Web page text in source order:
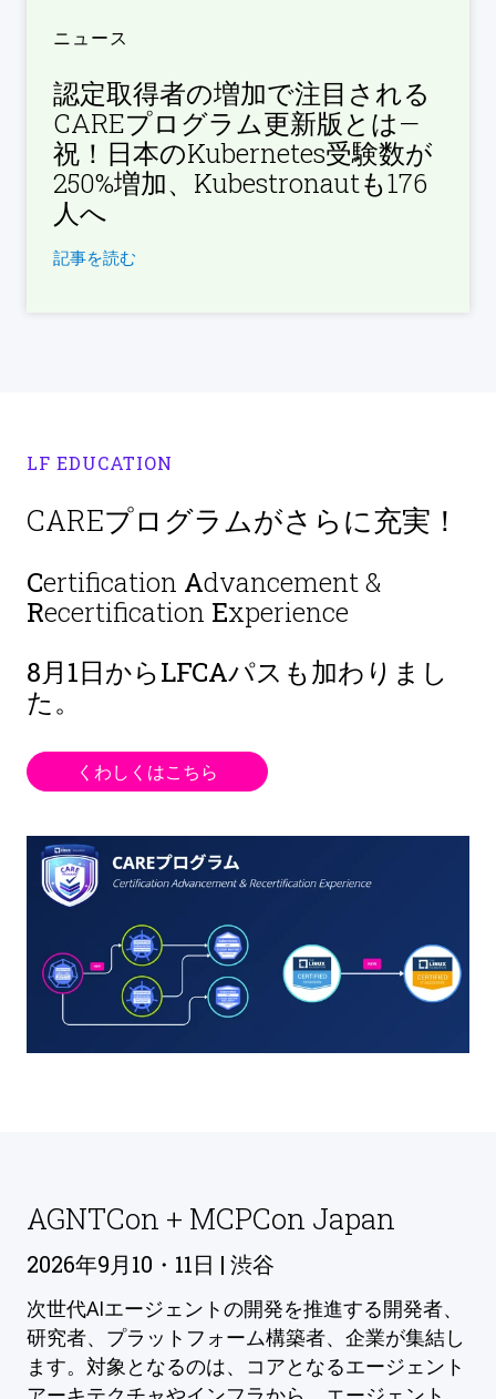
ニュース
認定取得者の増加で注目される
CAREプログラム更新版とは—
祝！日本のKubernetes受験数が
250%増加、Kubestronautも176
人へ
記事を読む
LF EDUCATION
CAREプログラムがさらに充実！
Certification Advancement &
Recertification Experience
8月1日からLFCAパスも加わりまし
た。
くわしくはこちら
AGNTCon + MCPCon Japan
2026年9月10・11日 | 渋谷
次世代AIエージェントの開発を推進する開発者、
研究者、プラットフォーム構築者、企業が集結し
ます。対象となるのは、コアとなるエージェント